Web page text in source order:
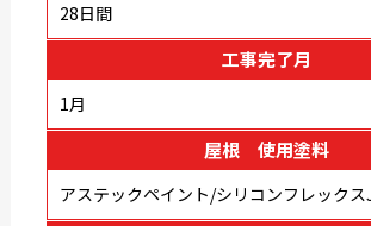
28日間
工事完了月
1月
屋根 使用塗料
アステックペイント/シリコンフレックス